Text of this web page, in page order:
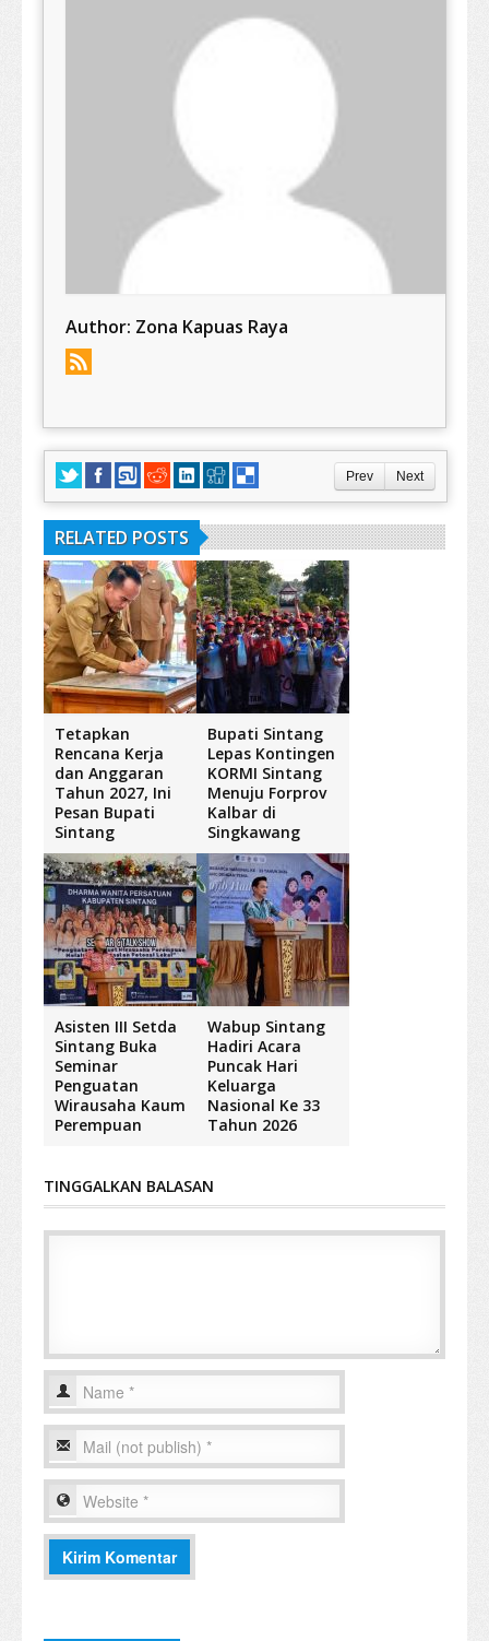
Author: Zona Kapuas Raya
Prev Next
RELATED POSTS
Tetapkan
Rencana Kerja
dan Anggaran
Tahun 2027, Ini
Pesan Bupati
Sintang
Bupati Sintang
Lepas Kontingen
KORMI Sintang
Menuju Forprov
Kalbar di
Singkawang
Asisten III Setda
Sintang Buka
Seminar
Penguatan
Wirausaha Kaum
Perempuan
Wabup Sintang
Hadiri Acara
Puncak Hari
Keluarga
Nasional Ke 33
Tahun 2026
TINGGALKAN BALASAN